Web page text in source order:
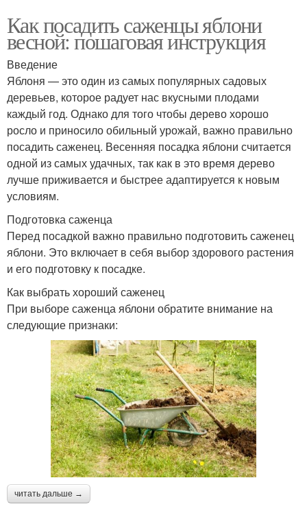
Как посадить саженцы яблони
весной: пошаговая инструкция
Введение
Яблоня — это один из самых популярных садовых
деревьев, которое радует нас вкусными плодами
каждый год. Однако для того чтобы дерево хорошо
росло и приносило обильный урожай, важно правильно
посадить саженец. Весенняя посадка яблони считается
одной из самых удачных, так как в это время дерево
лучше приживается и быстрее адаптируется к новым
условиям.
Подготовка саженца
Перед посадкой важно правильно подготовить саженец
яблони. Это включает в себя выбор здорового растения
и его подготовку к посадке.
Как выбрать хороший саженец
При выборе саженца яблони обратите внимание на
следующие признаки:
читать дальше →